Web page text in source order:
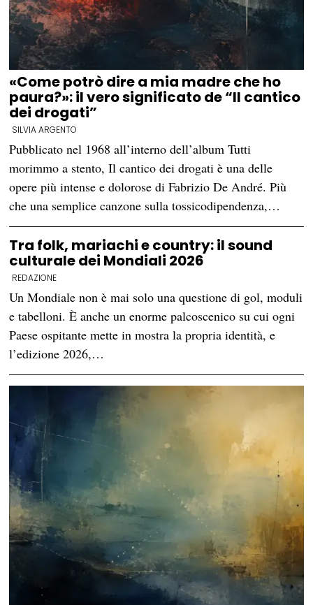
«Come potrò dire a mia madre che ho
paura?»: il vero significato de “Il cantico
dei drogati”
SILVIA ARGENTO
Pubblicato nel 1968 all’interno dell’album Tutti
morimmo a stento, Il cantico dei drogati è una delle
opere più intense e dolorose di Fabrizio De André. Più
che una semplice canzone sulla tossicodipendenza,…
Tra folk, mariachi e country: il sound
culturale dei Mondiali 2026
REDAZIONE
Un Mondiale non è mai solo una questione di gol, moduli
e tabelloni. È anche un enorme palcoscenico su cui ogni
Paese ospitante mette in mostra la propria identità, e
l’edizione 2026,…